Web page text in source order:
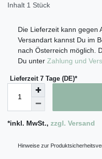
Inhalt 1 Stück
Die Lieferzeit kann gegen
Versandart kannst Du im
nach Österreich möglich.
Du unter Zahlung und
Lieferzeit 7 Tage (DE)*
*inkl. MwSt., zzgl. Versand
Hinweise zur